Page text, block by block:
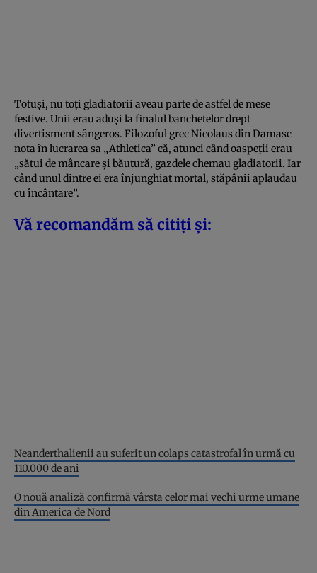
Totuși, nu toți gladiatorii aveau parte de astfel de mese
festive. Unii erau aduși la finalul banchetelor drept
divertisment sângeros. Filozoful grec Nicolaus din Damasc
nota în lucrarea sa „Athletica” că, atunci când oaspeții erau
„sătui de mâncare și băutură, gazdele chemau gladiatorii. Iar
când unul dintre ei era înjunghiat mortal, stăpânii aplaudau
cu încântare”.
Vă recomandăm să citiți și:
Neanderthalienii au suferit un colaps catastrofal în urmă cu
110.000 de ani
O nouă analiză confirmă vârsta celor mai vechi urme umane
din America de Nord